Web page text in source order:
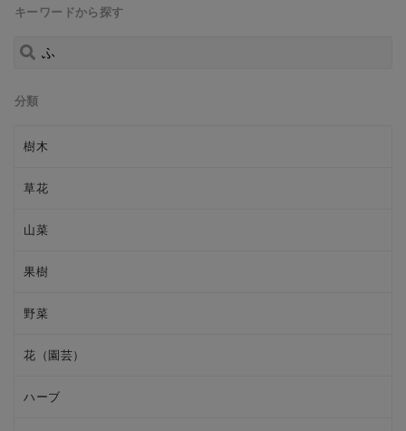
キーワードから探す
分類
樹木
草花
山菜
果樹
野菜
花（園芸）
ハーブ